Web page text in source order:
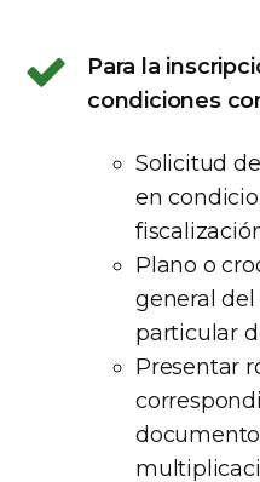
Para la
condiciones
Solicitud
en
Plano o
general
particular
Presentar